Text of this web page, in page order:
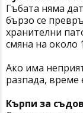
Гъбата няма
бързо се
хранителни
смяна на около
Ако има
разпада, време
Кърпи за